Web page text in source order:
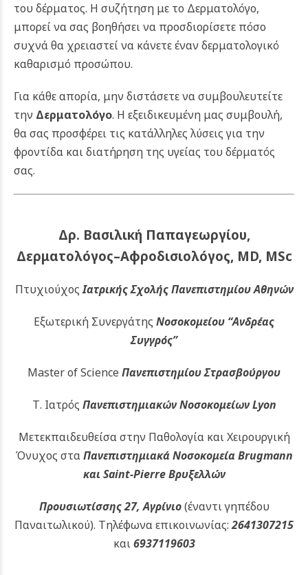
του δέρματος. Η συζήτηση με το Δερματολόγο,
μπορεί να σας βοηθήσει να προσδιορίσετε πόσο
συχνά θα χρειαστεί να κάνετε έναν δερματολογικό
καθαρισμό προσώπου.
Για κάθε απορία, μην διστάσετε να συμβουλευτείτε
την Δερματολόγο. Η εξειδικευμένη μας συμβουλή,
θα σας προσφέρει τις κατάλληλες λύσεις για την
φροντίδα και διατήρηση της υγείας του δέρματός
σας.
Δρ. Βασιλική Παπαγεωργίου,
Δερματολόγος–Αφροδισιολόγος, MD, MSc
ΠτυχιούχοςΙατρικής Σχολής Πανεπιστημίου Αθηνών
Εξωτερική Συνεργάτης Νοσοκομείου “Ανδρέας
Συγγρός”
Master of Science Πανεπιστημίου Στρασβούργου
Τ. Ιατρός Πανεπιστημιακών Νοσοκομείων Lyon
Μετεκπαιδευθείσα στην Παθολογία και Χειρουργική
Όνυχος σταΠανεπιστημιακά Νοσοκομεία Brugmann
και Saint-Pierre Βρυξελλών
Προυσιωτίσσης 27, Αγρίνιο(έναντι γηπέδου
Παναιτωλικού). Τηλέφωνα επικοινωνίας:2641307215
και6937119603